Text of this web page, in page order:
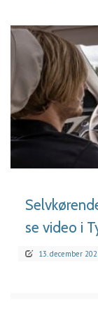
se video i
13. december